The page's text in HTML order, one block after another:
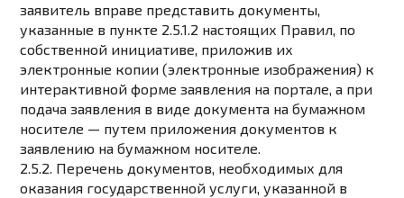
заявитель вправе представить документы,
указанные в пункте 2.5.1.2 настоящих Правил, по
собственной инициативе, приложив их
электронные копии (электронные изображения) к
интерактивной форме заявления на портале, а при
подача заявления в виде документа на бумажном
носителе — путем приложения документов к
заявлению на бумажном носителе.
2.5.2. Перечень документов, необходимых для
оказания государственной услуги, указанной в